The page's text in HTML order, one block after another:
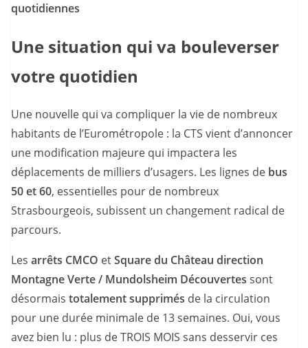
quotidiennes
Une situation qui va bouleverser
votre quotidien
Une nouvelle qui va compliquer la vie de nombreux
habitants de l’Eurométropole : la CTS vient d’annoncer
une modification majeure qui impactera les
déplacements de milliers d’usagers. Les lignes de bus
50 et 60, essentielles pour de nombreux
Strasbourgeois, subissent un changement radical de
parcours.
Les arrêts CMCO etSquare du Château direction
Montagne Verte / Mundolsheim Découvertes sont
désormais totalement supprimés de la circulation
pour une durée minimale de 13 semaines. Oui, vous
avez bien lu : plus de TROIS MOIS sans desservir ces